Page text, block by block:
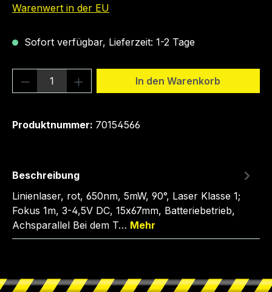
Warenwert in der EU
Sofort verfügbar, Lieferzeit: 1-2 Tage
Produkt Anzahl: Gib denIn den Warenkorb
Produktnummer: 70154566
Beschreibung
Linienlaser, rot, 650nm, 5mW, 90°, Laser Klasse 1;
Fokus 1m, 3-4,5V DC, 15x67mm, Batteriebetrieb,
Achsparallel Bei dem T… Mehr